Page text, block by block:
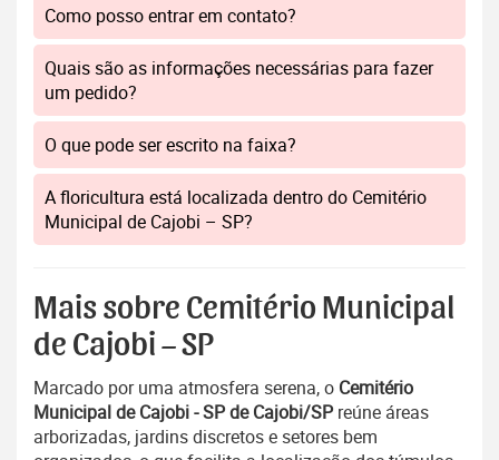
Como posso entrar em contato?
Quais são as informações necessárias para fazer
um pedido?
O que pode ser escrito na faixa?
A floricultura está localizada dentro do Cemitério
Municipal de Cajobi – SP?
Mais sobre Cemitério Municipal
de Cajobi – SP
Marcado por uma atmosfera serena, o Cemitério
Municipal de Cajobi - SP de Cajobi/SPreúne áreas
arborizadas, jardins discretos e setores bem